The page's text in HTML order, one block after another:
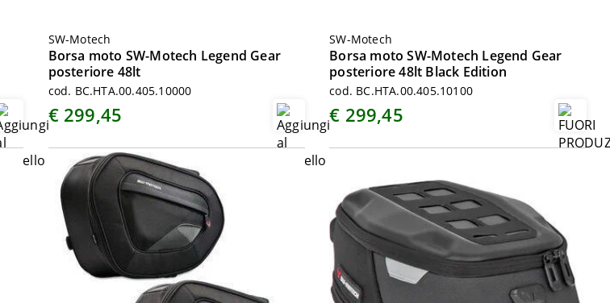
SW-Motech
Borsa moto SW-Motech Legend Gear
posteriore 48lt
cod. BC.HTA.00.405.10000
€ 299,45
SW-Motech
Borsa moto SW-Motech Legend Gear
posteriore 48lt Black Edition
cod. BC.HTA.00.405.10100
€ 299,45